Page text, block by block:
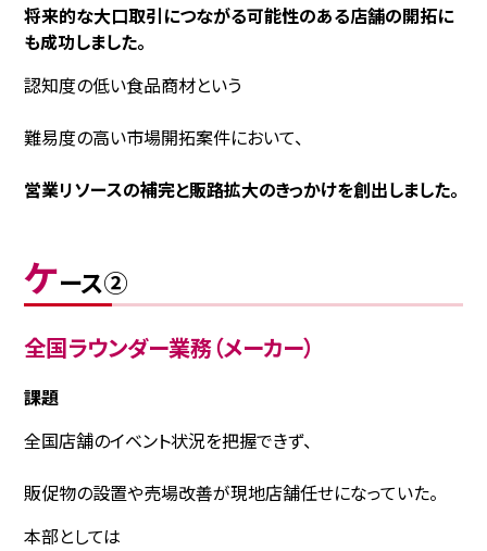
将来的な大口取引につながる可能性のある店舗の開拓に
も成功しました。
認知度の低い食品商材という
難易度の高い市場開拓案件において、
営業リソースの補完と販路拡大のきっかけを創出しました。
ケース②
全国ラウンダー業務（メーカー）
課題
全国店舗のイベント状況を把握できず、
販促物の設置や売場改善が現地店舗任せになっていた。
本部としては